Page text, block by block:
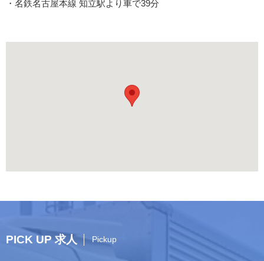
・名鉄名古屋本線 知立駅より車で39分
PICK UP 求人 Pickup